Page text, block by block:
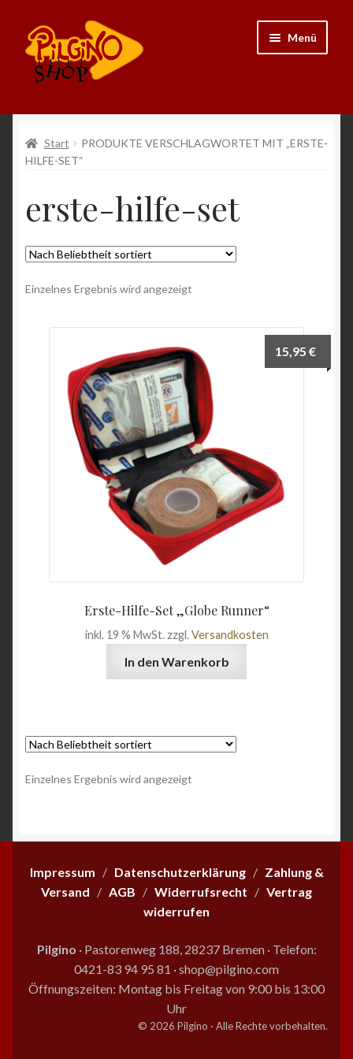
Zur
Navigation
springen
Zum
Inhalt
springen
Menü
Ausrüstung
Kleidung
Bücher
Schmuck
Andenken
Wein & Öl
Angebote
Start
PRODUKTE VERSCHLAGWORTET MIT „ERSTE-
HILFE-SET“
erste-hilfe-set
Einzelnes Ergebnis wird angezeigt
Erste-Hilfe-Set „Globe Runner“
15,95€
inkl. 19 % MwSt. zzgl.Versandkosten
In den Warenkorb
Einzelnes Ergebnis wird angezeigt
Impressum / Datenschutzerklärung/ Zahlung &
Versand / AGB / Widerrufsrecht / Vertrag
widerrufen
Pilgino · Pastorenweg 188, 28237 Bremen ·Telefon:
0421-83 94 95 81 ·shop@pilgino.com
Öffnungszeiten: Montag bis Freitag von 9:00 bis 13:00
Uhr
© 2026 Pilgino · Alle Rechte vorbehalten.